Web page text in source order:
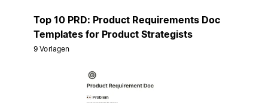
Top 10 PRD: Product Requirements Doc
Templates for Product Strategists
9 Vorlagen